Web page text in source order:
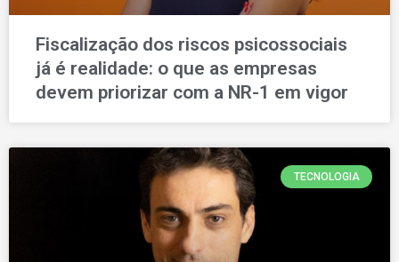
Fiscalização dos riscos psicossociais
já é realidade: o que as empresas
devem priorizar com a NR-1 em vigor
TECNOLOGIA